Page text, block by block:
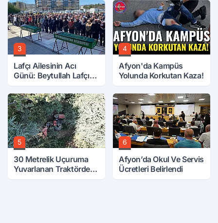
3
Lafçı Ailesinin Acı
Günü: Beytullah Lafçı
4
Afyon'da Kampüs
Yolunda Korkutan Kaza!
5
30 Metrelik Uçuruma
Yuvarlanan Traktörden
6
Afyon’da Okul Ve Servis
Ücretleri Belirlendi